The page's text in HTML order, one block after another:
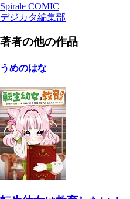
Spirale COMIC
デジカタ編集部
著者の他の作品
うめのはな